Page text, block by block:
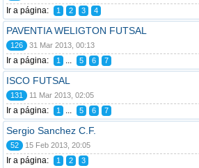
Ir a página: 1 2 3 4
PAVENTIA WELIGTON FUTSAL
126 31 Mar 2013, 00:13
Ir a página: 1 ... 5 6 7
ISCO FUTSAL
131 11 Mar 2013, 02:05
Ir a página: 1 ... 5 6 7
Sergio Sanchez C.F.
52 15 Feb 2013, 20:05
Ir a página: 1 2 3